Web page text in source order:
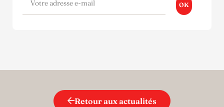
OK
Retour aux actualités